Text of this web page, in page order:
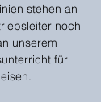
stehen an
noch
unserem
für